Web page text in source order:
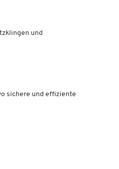
und
sichere und effiziente